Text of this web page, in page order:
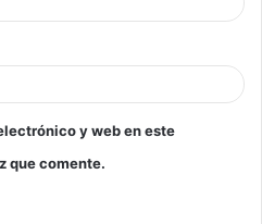
y web en este
que comente.